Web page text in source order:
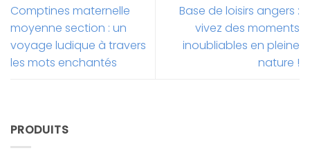
Comptines maternelle
moyenne section : un
voyage ludique à travers
les mots enchantés
Base de loisirs angers :
vivez des moments
inoubliables en pleine
nature !
PRODUITS